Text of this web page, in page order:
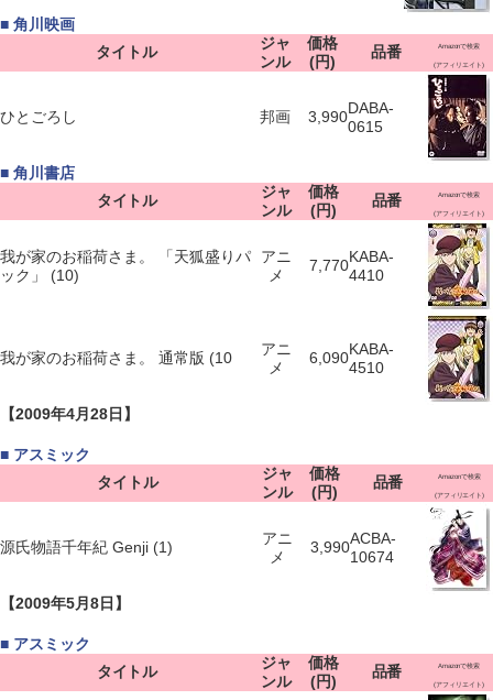
■ 角川映画
タイトル
ジャ
ンル
価格
(円)
品番 Amazonで検索
(アフィリエイト)
ひとごろし 邦画 3,990DABA-
0615
■ 角川書店
タイトル
ジャ
ンル
価格
(円)
品番 Amazonで検索
(アフィリエイト)
我が家のお稲荷さま。 「天狐盛りパ
ック」 (10)
アニ
メ
7,770KABA-
4410
我が家のお稲荷さま。 通常版 (10
アニ
メ
6,090KABA-
4510
【2009年4月28日】
■ アスミック
タイトル
ジャ
ンル
価格
(円)
品番 Amazonで検索
(アフィリエイト)
源氏物語千年紀 Genji (1)
アニ
メ
3,990ACBA-
10674
【2009年5月8日】
■ アスミック
タイトル
ジャ
ンル
価格
(円)
品番 Amazonで検索
(アフィリエイト)